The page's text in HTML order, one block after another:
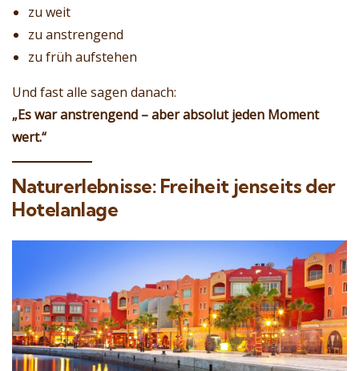
zu weit
zu anstrengend
zu früh aufstehen
Und fast alle sagen danach:
„Es war anstrengend – aber absolut jeden Moment
wert.“
Naturerlebnisse: Freiheit jenseits der
Hotelanlage